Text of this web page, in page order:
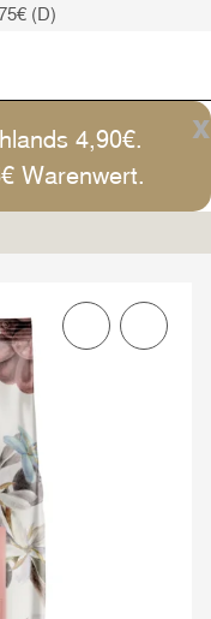
(D)
(D)
x
4,90€.
Warenwert.